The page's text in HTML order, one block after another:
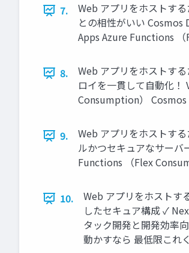
7.
Web アプリをホストす
との相性がいい
Apps Azure Functions
8.
Web アプリをホストす
ロイを一貫して自動化
Consumption） Cosmos
9.
Web アプリをホストす
ルかつセキュアなサー
Functions （Flex
10.
Web アプリをホストす
したセキュア構成 ✓
タック開発と開発効率
動かすなら 最低限これ